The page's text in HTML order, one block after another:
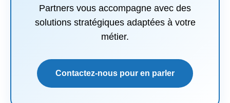
Partners vous accompagne avec des
solutions stratégiques adaptées à votre
métier.
Contactez-nous pour en parler